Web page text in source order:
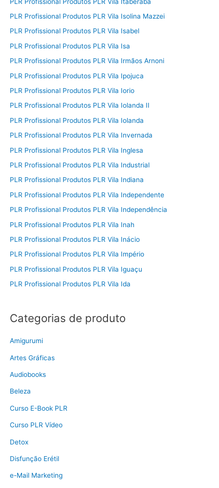
PLR Profissional Produtos PLR Vila Isolina Mazzei
PLR Profissional Produtos PLR Vila Isabel
PLR Profissional Produtos PLR Vila Isa
PLR Profissional Produtos PLR Vila Irmãos Arnoni
PLR Profissional Produtos PLR Vila Ipojuca
PLR Profissional Produtos PLR Vila Iorio
PLR Profissional Produtos PLR Vila Iolanda II
PLR Profissional Produtos PLR Vila Iolanda
PLR Profissional Produtos PLR Vila Invernada
PLR Profissional Produtos PLR Vila Inglesa
PLR Profissional Produtos PLR Vila Industrial
PLR Profissional Produtos PLR Vila Indiana
PLR Profissional Produtos PLR Vila Independente
PLR Profissional Produtos PLR Vila Independência
PLR Profissional Produtos PLR Vila Inah
PLR Profissional Produtos PLR Vila Inácio
PLR Profissional Produtos PLR Vila Império
PLR Profissional Produtos PLR Vila Iguaçu
PLR Profissional Produtos PLR Vila Ida
Categorias de produto
Amigurumi
Artes Gráficas
Audiobooks
Beleza
Curso E-Book PLR
Curso PLR Vídeo
Detox
Disfunção Erétil
e-Mail Marketing